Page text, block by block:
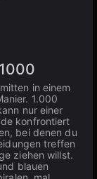
in einem
1.000
nur einer
konfrontiert
bei denen du
treffen
ziehen willst.
blauen